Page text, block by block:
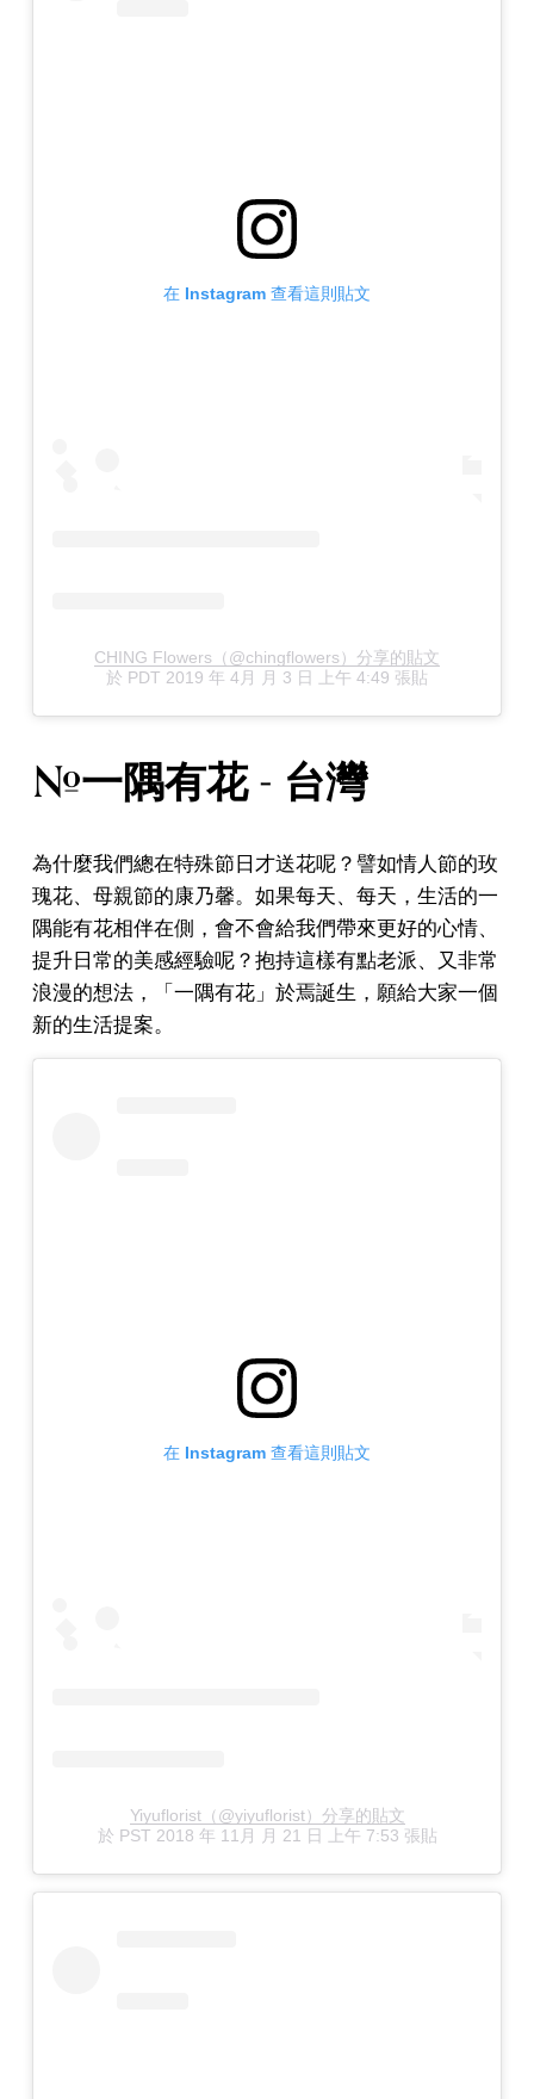
在 Instagram 查看這則貼文
CHING Flowers（@chingflowers）分享的貼文
於 PDT 2019 年 4月 月 3 日 上午 4:49 張貼
#一隅有花 - 台灣
為什麼我們總在特殊節日才送花呢？譬如情人節的玫
瑰花、母親節的康乃馨。如果每天、每天，生活的一
隅能有花相伴在側，會不會給我們帶來更好的心情、
提升日常的美感經驗呢？抱持這樣有點老派、又非常
浪漫的想法，「一隅有花」於焉誕生，願給大家一個
新的生活提案。
在 Instagram 查看這則貼文
Yiyuflorist（@yiyuflorist）分享的貼文
於 PST 2018 年 11月 月 21 日 上午 7:53 張貼